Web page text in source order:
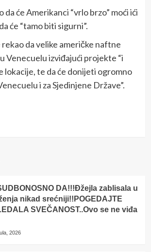
da će Amerikanci “vrlo brzo” moći ići
će “tamo biti sigurni”.
da velike američke naftne
Venecuelu izviđajući projekte “i
lokacije, te da će donijeti ogromno
i za Sjedinjene Države”.
DA!!!Đžejla zablisala u
nikad srećniji!!POGEDAJTE
SVEČANOST..Ovo se ne viđa
2026